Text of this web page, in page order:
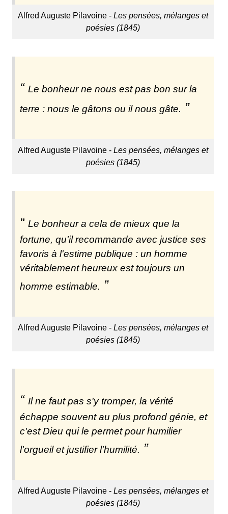
Alfred Auguste Pilavoine -Les pensées, mélanges et
poésies (1845)
Le bonheur ne nous est pas bon sur la
terre : nous le gâtons ou il nous gâte.
Alfred Auguste Pilavoine -Les pensées, mélanges et
poésies (1845)
Le bonheur a cela de mieux que la
fortune, qu'il recommande avec justice ses
favoris à l'estime publique : un homme
véritablement heureux est toujours un
homme estimable.
Alfred Auguste Pilavoine -Les pensées, mélanges et
poésies (1845)
Il ne faut pas s'y tromper, la vérité
échappe souvent au plus profond génie, et
c'est Dieu qui le permet pour humilier
l'orgueil et justifier l'humilité.
Alfred Auguste Pilavoine -Les pensées, mélanges et
poésies (1845)